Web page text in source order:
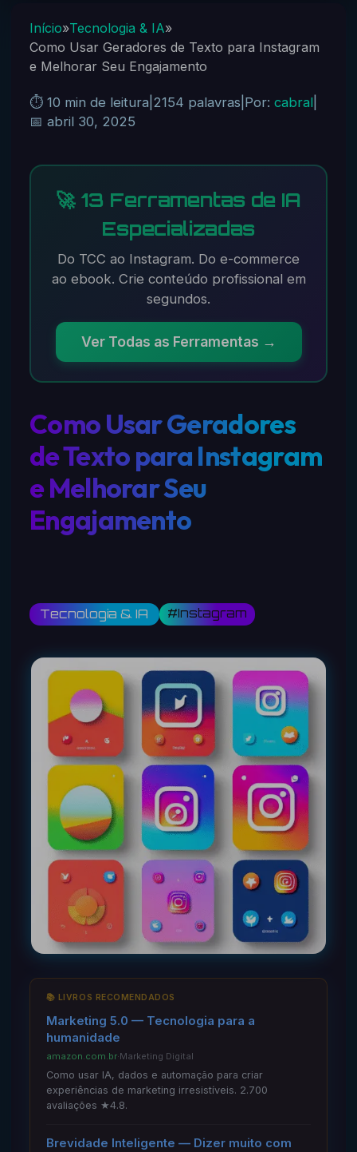
Início»Tecnologia & IA»
Como Usar Geradores de Texto para Instagram
e Melhorar Seu Engajamento
⏱️ 10 min de leitura 2154 palavras Por: cabral|
📅 abril 30, 2025
🚀 13 Ferramentas de IA
Especializadas
Do TCC ao Instagram. Do e-commerce
ao ebook. Crie conteúdo profissional em
segundos.
Ver Todas as Ferramentas →
Como Usar Geradores
de Texto para Instagram
e Melhorar Seu
Engajamento
Tecnologia & IA #Instagram
📚 LIVROS RECOMENDADOS
Marketing 5.0 — Tecnologia para a
humanidade
amazon.com.br·Marketing Digital
Como usar IA, dados e automação para criar
experiências de marketing irresistíveis. 2.700
avaliações ★4.8.
Brevidade Inteligente — Dizer muito com